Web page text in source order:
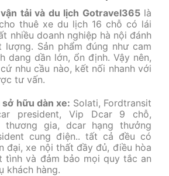
tải và du lịch Gotravel365là
thuê xe du lịch 16 chỗ có lái
nhiều doanh nghiệp hà nội đánh
lượng. Sản phẩm đúng như cam
dang dần lớn, ổn định. Vậy nên,
nhu cầu nào, kết nối nhanh với
tư vấn.
hữu dàn xe: Solati, Fordtransit
president, Vip Dcar 9 chỗ,
thương gia, dcar hạng thưởng
cung điện.. tất cả đều có
đại, xe nội thất đầy đủ, điều hòa
tình và đảm bảo mọi quy tắc an
khách hàng.